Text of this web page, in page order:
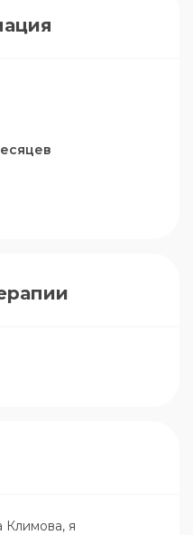
Климова, я